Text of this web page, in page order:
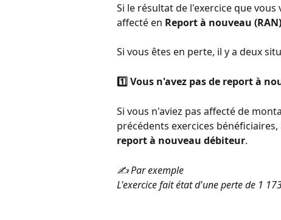
Si le résultat de l'exercice que
affecté en Report à nouveau
Si vous êtes en perte, il y a deux
1️⃣ Vous n'avez pas de report à
Si vous n'aviez pas affecté de
précédents exercices bénéficiaires,
report à nouveau débiteur.
✍️ Par exemple
L'exercice fait état d'une perte de 1